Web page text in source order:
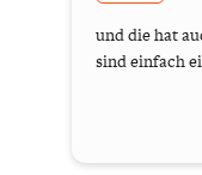
und die hat
sind einfach